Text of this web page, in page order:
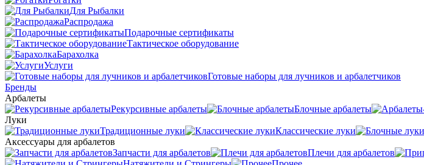
Для Рыбалки
Распродажа
Подарочные сертификаты
Тактическое оборудование
Барахолка
Услуги
Готовые наборы для лучников и арбалетчиков
Бренды
Арбалеты
Рекурсивные арбалеты
Блочные арбалеты
Луки
Традиционные луки
Классические луки
Аксессуары для арбалетов
Запчасти для арбалетов
Плечи для арбалетов